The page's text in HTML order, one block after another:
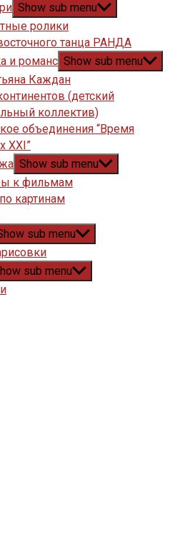
Show sub menu
ролики
танца РАНДА
и романс Show sub menu
Каждан
(детский
коллектив)
объединения “Время
XXI”
Show sub menu
к фильмам
картинам
sub menu
sub menu